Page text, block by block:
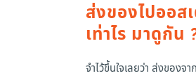
ส่งของไปออส
เท่าไร มาดูกัน
จำไว้ขึ้นใจเลยว่า ส่งของจ